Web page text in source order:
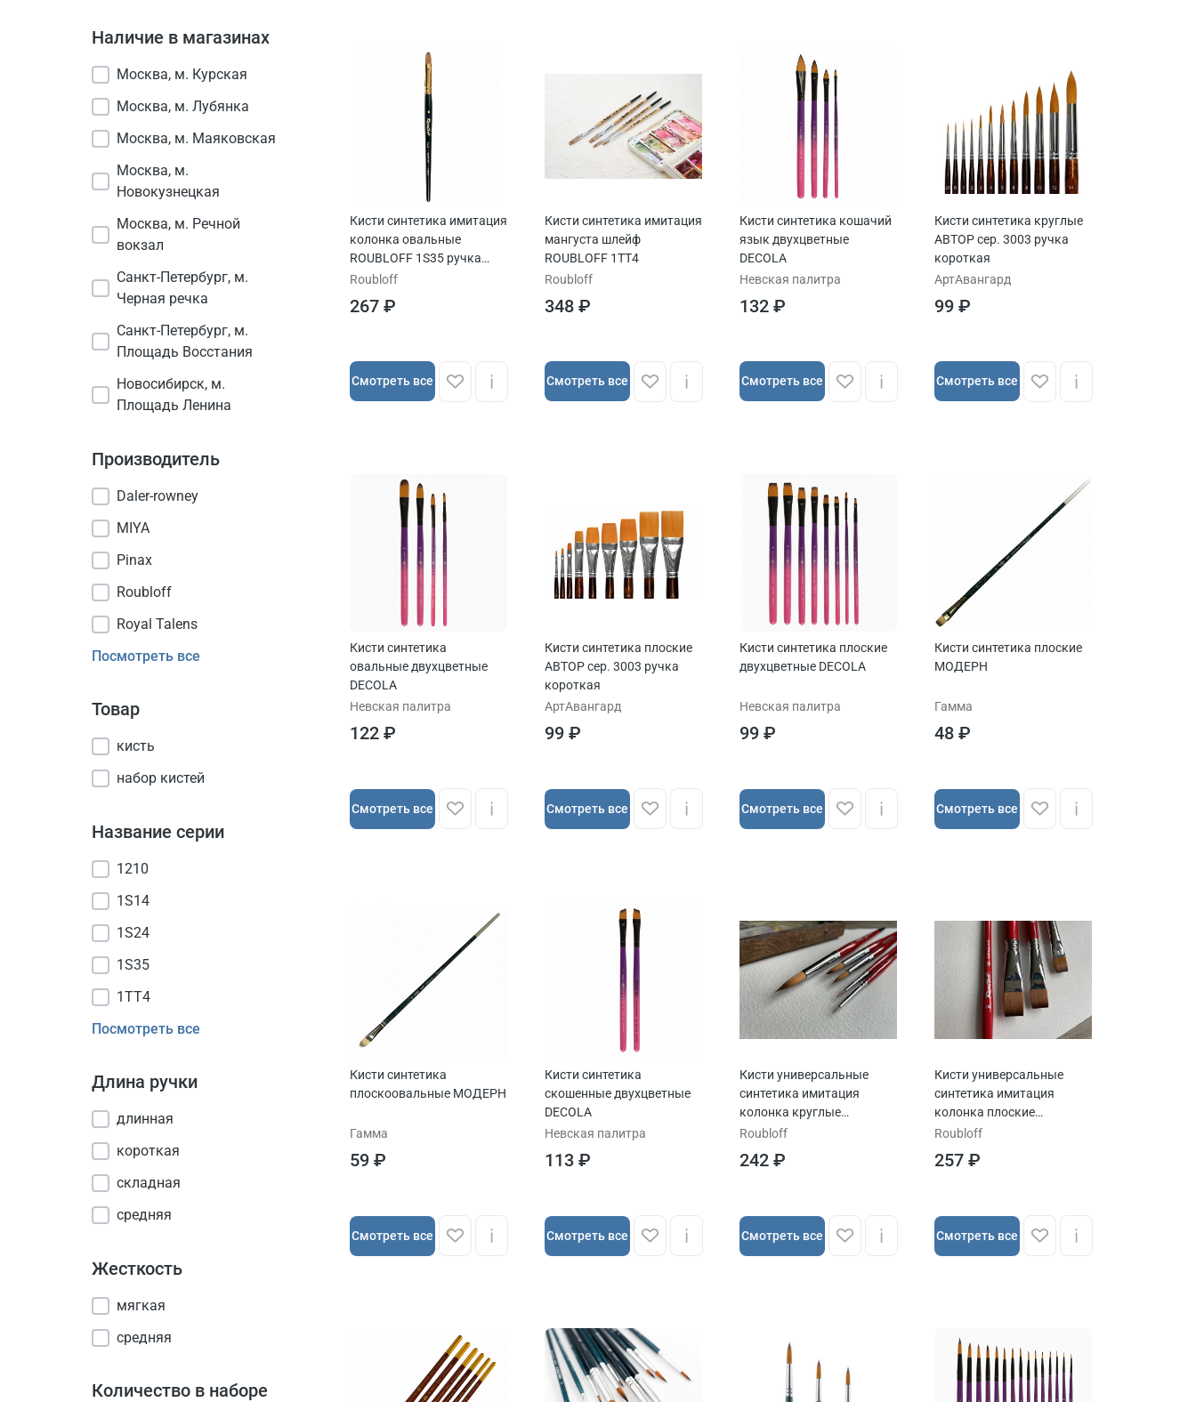
Наличие в магазинах
Москва, м. Курская
Москва, м. Лубянка
Москва, м. Маяковская
Москва, м.
Новокузнецкая
Москва, м. Речной
вокзал
Санкт-Петербург, м.
Черная речка
Санкт-Петербург, м.
Площадь Восстания
Новосибирск, м.
Площадь Ленина
Производитель
Daler-rowney
MIYA
Pinax
Roubloff
Royal Talens
Посмотреть все
Товар
кисть
набор кистей
Название серии
1210
1S14
1S24
1S35
1ТТ4
Посмотреть все
Длина ручки
длинная
короткая
складная
средняя
Жесткость
мягкая
средняя
Количество в наборе
Кисти синтетика имитация
колонка овальные
ROUBLOFF 1S35 ручка
короткая
Roubloff
267 ₽
Cмотреть все
Кисти синтетика имитация
мангуста шлейф
ROUBLOFF 1ТТ4
Roubloff
348 ₽
Cмотреть все
Кисти синтетика кошачий
язык двухцветные
DECOLA
Невская палитра
132 ₽
Cмотреть все
Кисти синтетика круглые
АВТОР сер. 3003 ручка
короткая
АртАвангард
99 ₽
Cмотреть все
Кисти синтетика
овальные двухцветные
DECOLA
Невская палитра
122 ₽
Cмотреть все
Кисти синтетика плоские
АВТОР сер. 3003 ручка
короткая
АртАвангард
99 ₽
Cмотреть все
Кисти синтетика плоские
двухцветные DECOLA
Невская палитра
99 ₽
Cмотреть все
Кисти синтетика плоские
МОДЕРН
Гамма
48 ₽
Cмотреть все
Кисти синтетика
плоскоовальные МОДЕРН
Гамма
59 ₽
Cмотреть все
Кисти синтетика
скошенные двухцветные
DECOLA
Невская палитра
113 ₽
Cмотреть все
Кисти универсальные
синтетика имитация
колонка круглые
ROUBLOFF сер.1S14
Roubloff
242 ₽
Cмотреть все
Кисти универсальные
синтетика имитация
колонка плоские
ROUBLOFF сер.1S24
Roubloff
257 ₽
Cмотреть все